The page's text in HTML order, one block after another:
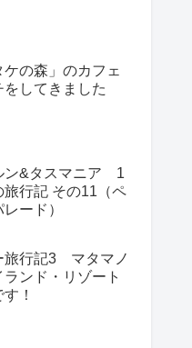
ケの森」のカフェ
をしてきました
ン&タスマニア 1
旅行記 その11（ペ
ード）
旅行記3 マタマノ
ランド・リゾート
！